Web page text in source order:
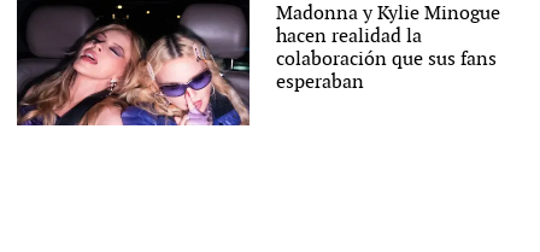
Madonna y Kylie Minogue
hacen realidad la
colaboración que sus fans
esperaban